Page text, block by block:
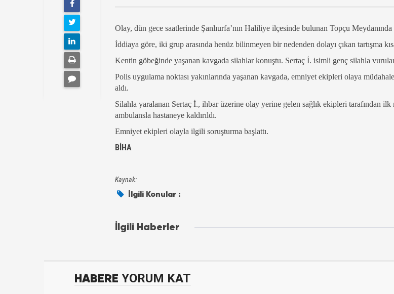
Olay, dün gece saatlerinde Şanlıurfa’nın Haliliye ilçesinde bulunan Topçu
İddiaya göre, iki grup arasında henüz bilinmeyen bir nedenden dolayı çıkan tartışma
Kentin göbeğinde yaşanan kavgada silahlar konuştu. Sertaç İ. isimli genç silahla
Polis uygulama noktası yakınlarında yaşanan kavgada, emniyet ekipleri olaya
aldı.
Silahla yaralanan Sertaç İ., ihbar üzerine olay yerine gelen sağlık ekipleri tarafından ilk
ambulansla hastaneye kaldırıldı.
Emniyet ekipleri olayla ilgili soruşturma başlattı.
BİHA
Kaynak:
İlgili Konular :
İlgili Haberler
HABERE YORUM KAT